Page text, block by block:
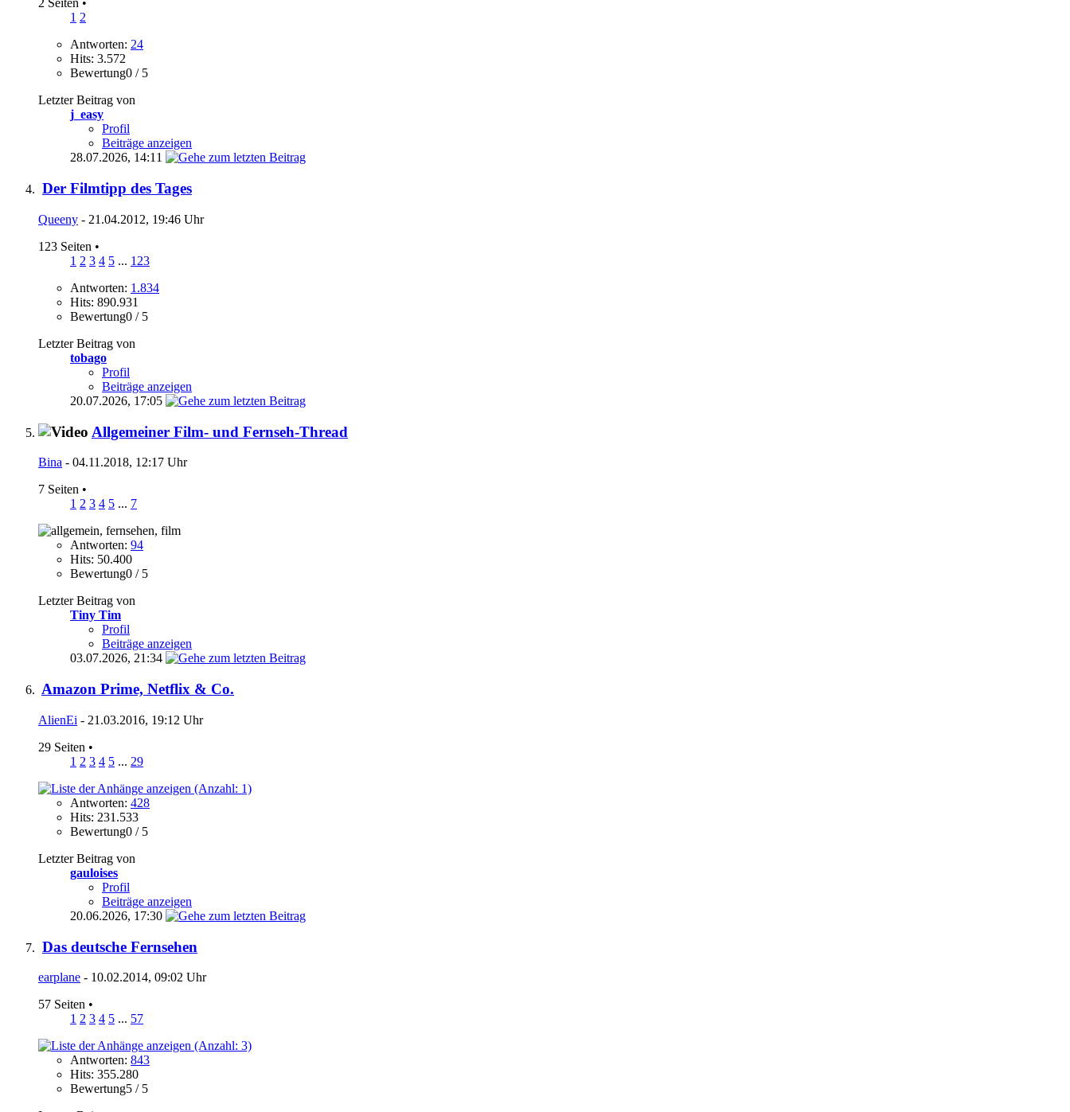
2 Seiten •
1 2
Antworten: 24
Hits: 3.572
Bewertung0 / 5
Letzter Beitrag von
j_easy
Profil
Beiträge anzeigen
28.07.2026, 14:11
Der Filmtipp des Tages
Queeny - 21.04.2012, 19:46 Uhr
123 Seiten •
1 2 3 4 5 ... 123
Antworten: 1.834
Hits: 890.931
Bewertung0 / 5
Letzter Beitrag von
tobago
Profil
Beiträge anzeigen
20.07.2026, 17:05
Allgemeiner Film- und Fernseh-Thread
Bina - 04.11.2018, 12:17 Uhr
7 Seiten •
1 2 3 4 5 ... 7
Antworten: 94
Hits: 50.400
Bewertung0 / 5
Letzter Beitrag von
Tiny Tim
Profil
Beiträge anzeigen
03.07.2026, 21:34
Amazon Prime, Netflix & Co.
AlienEi - 21.03.2016, 19:12 Uhr
29 Seiten •
1 2 3 4 5 ... 29
Antworten: 428
Hits: 231.533
Bewertung0 / 5
Letzter Beitrag von
gauloises
Profil
Beiträge anzeigen
20.06.2026, 17:30
Das deutsche Fernsehen
earplane - 10.02.2014, 09:02 Uhr
57 Seiten •
1 2 3 4 5 ... 57
Antworten: 843
Hits: 355.280
Bewertung5 / 5